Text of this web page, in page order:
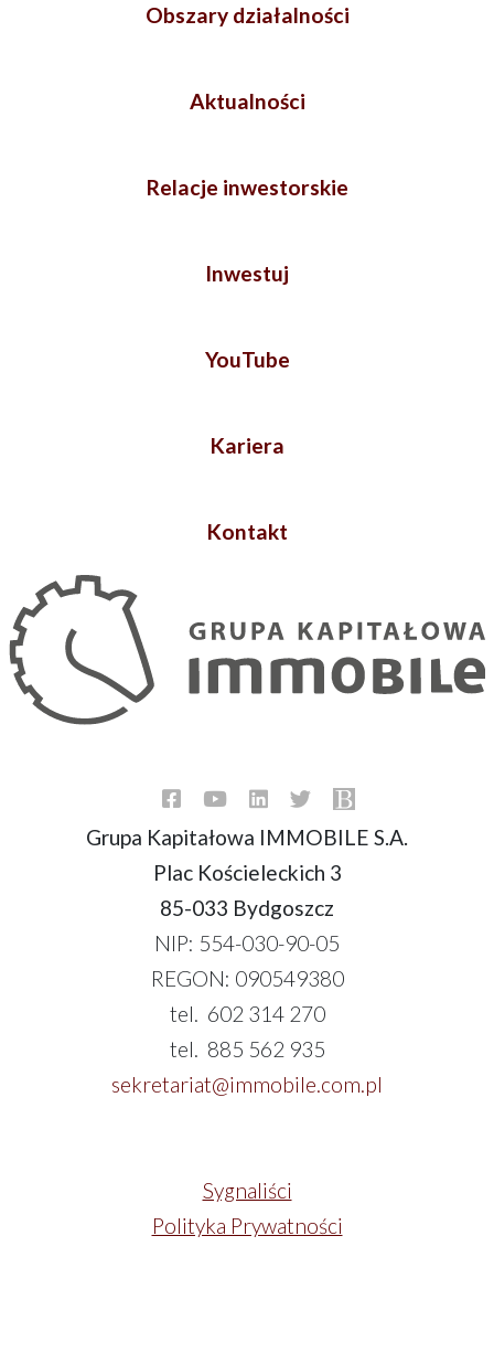
Obszary działalności
Aktualności
Relacje inwestorskie
Inwestuj
YouTube
Kariera
Kontakt
Grupa Kapitałowa IMMOBILE S.A.
Plac Kościeleckich 3
85-033 Bydgoszcz
NIP: 554-030-90-05
REGON: 090549380
tel. 602 314 270
tel. 885 562 935
sekretariat@immobile.com.pl
Sygnaliści
Polityka Prywatności